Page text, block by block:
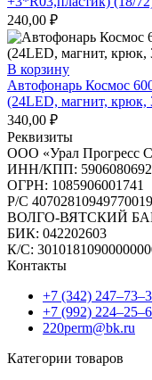
240,00 ₽
В корзину
Автофонарь Космос
(24LED, магнит, крюк,
340,00 ₽
Реквизиты
ООО «Урал Прогресс
ИНН/КПП: 5906080692
ОГРН: 1085906001741
Р/C
ВОЛГО-ВЯТСКИЙ
БИК: 042202603
К/С:
Контакты
+7 (342)
+7 (992)
220perm@bk.ru
Категории товаров